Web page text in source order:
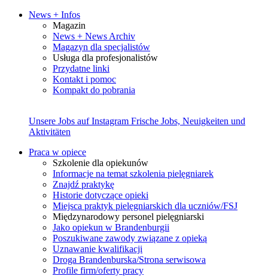
News + Infos
Magazin
News + News Archiv
Magazyn dla specjalistów
Usługa dla profesjonalistów
Przydatne linki
Kontakt i pomoc
Kompakt do pobrania
Unsere Jobs auf Instagram Frische Jobs, Neuigkeiten und
Aktivitäten
Praca w opiece
Szkolenie dla opiekunów
Informacje na temat szkolenia pielęgniarek
Znajdź praktykę
Historie dotyczące opieki
Miejsca praktyk pielęgniarskich dla uczniów/FSJ
Międzynarodowy personel pielęgniarski
Jako opiekun w Brandenburgii
Poszukiwane zawody związane z opieką
Uznawanie kwalifikacji
Droga Brandenburska/Strona serwisowa
Profile firm/oferty pracy